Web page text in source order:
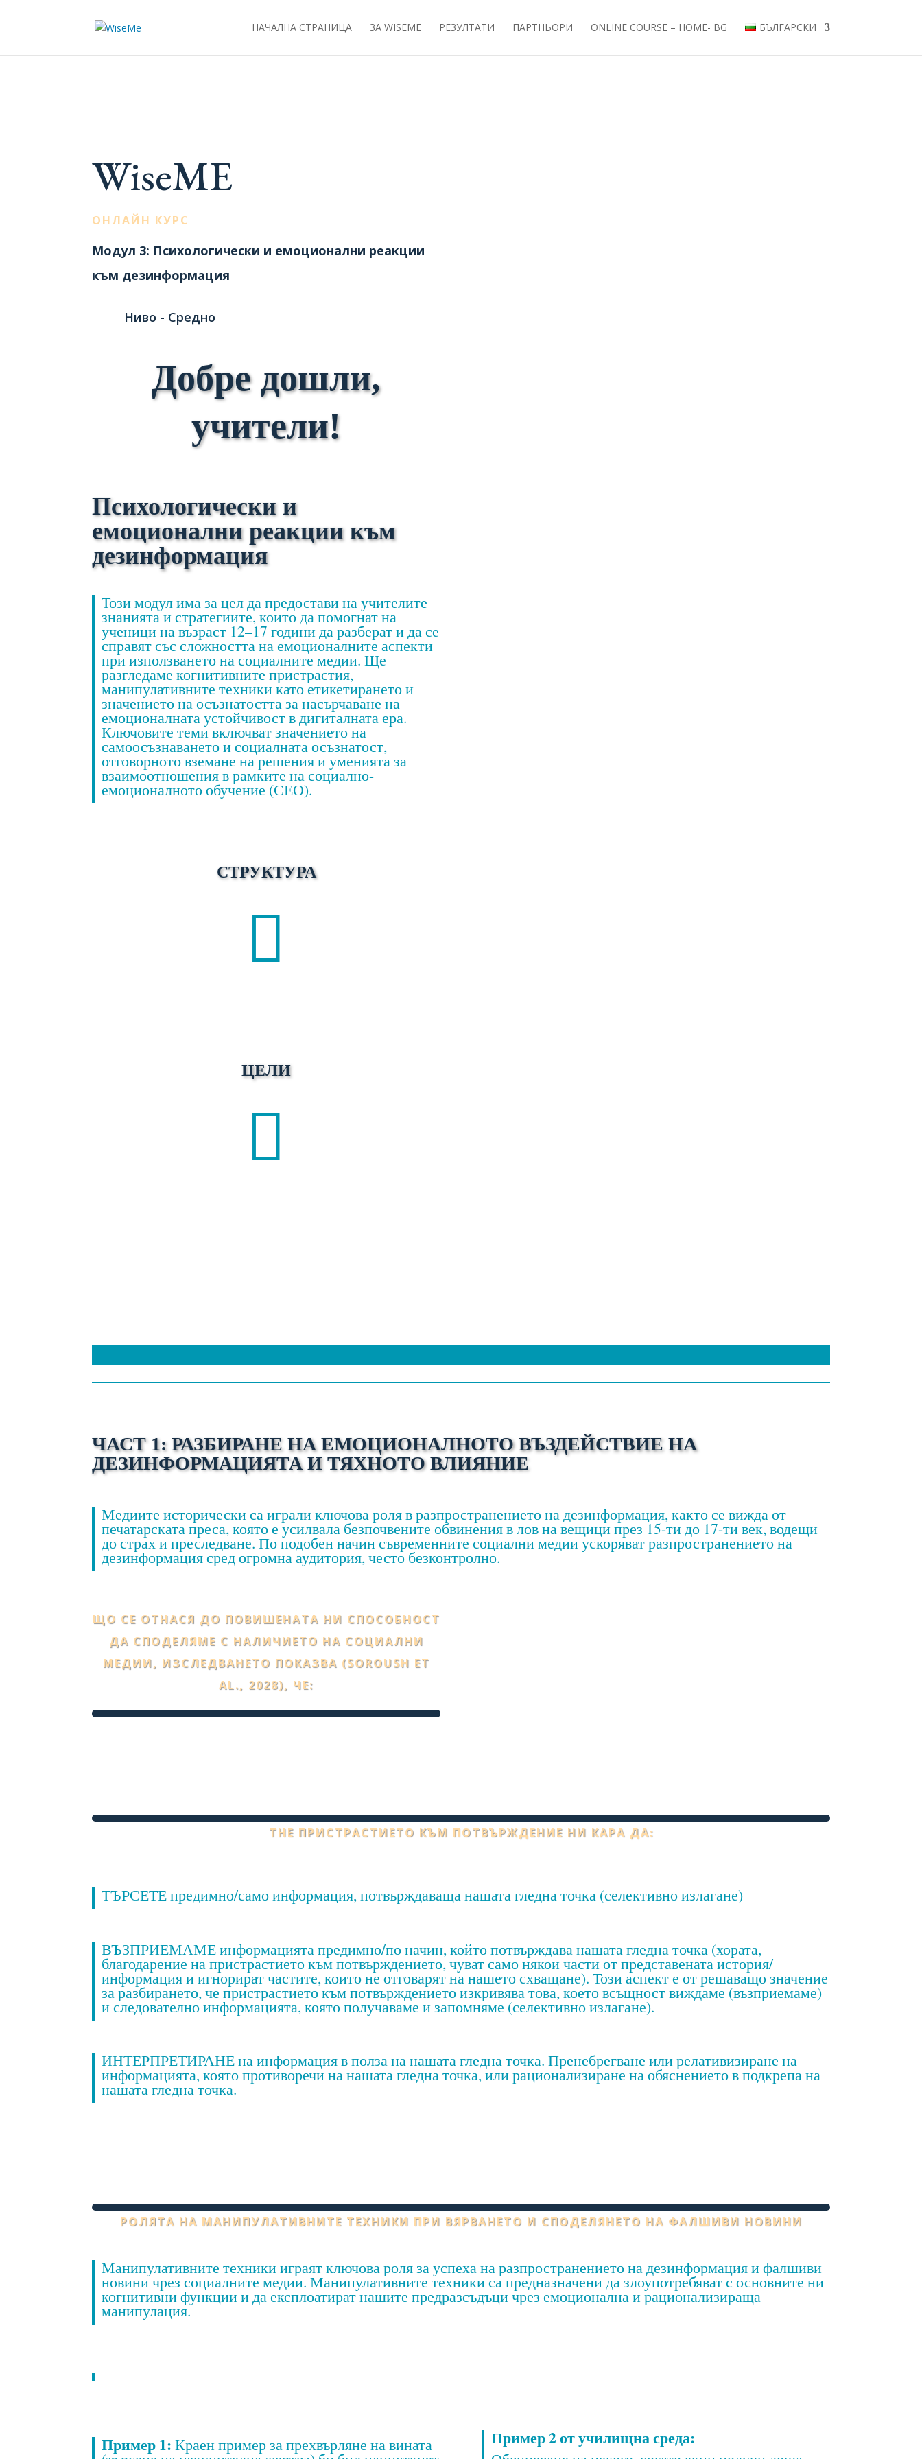
НАЧАЛНА СТРАНИЦА ЗА WISEME РЕЗУЛТАТИ ПАРТНЬОРИ ONLINE COURSE – HOME- BG БЪЛГАРСКИ
WiseME
ОНЛАЙН КУРС
Модул 3: Психологически и емоционални реакции
към дезинформация
Ниво - Средно
Добре дошли,
учители!
Психологически и
емоционални реакции към
дезинформация
Този модул има за цел да предостави на учителите
знанията и стратегиите, които да помогнат на
ученици на възраст 12–17 години да разберат и да се
справят със сложността на емоционалните аспекти
при използването на социалните медии. Ще
разгледаме когнитивните пристрастия,
манипулативните техники като етикетирането и
значението на осъзнатостта за насърчаване на
емоционалната устойчивост в дигиталната ера.
Ключовите теми включват значението на
самоосъзнаването и социалната осъзнатост,
отговорното вземане на решения и уменията за
взаимоотношения в рамките на социално-
емоционалното обучение (СЕО).
СТРУКТУРА

ЦЕЛИ

ЧАСТ 1: РАЗБИРАНЕ НА ЕМОЦИОНАЛНОТО ВЪЗДЕЙСТВИЕ НА
ДЕЗИНФОРМАЦИЯТА И ТЯХНОТО ВЛИЯНИЕ
Медиите исторически са играли ключова роля в разпространението на дезинформация, както се вижда от
печатарската преса, която е усилвала безпочвените обвинения в лов на вещици през 15-ти до 17-ти век, водещи
до страх и преследване. По подобен начин съвременните социални медии ускоряват разпространението на
дезинформация сред огромна аудитория, често безконтролно.
ЩО СЕ ОТНАСЯ ДО ПОВИШЕНАТА НИ СПОСОБНОСТ
ДА СПОДЕЛЯМЕ С НАЛИЧИЕТО НА СОЦИАЛНИ
МЕДИИ, ИЗСЛЕДВАНЕТО ПОКАЗВА (SOROUSH ET
AL., 2028), ЧЕ:
THE ПРИСТРАСТИЕТО КЪМ ПОТВЪРЖДЕНИЕ НИ КАРА ДА:
ТЪРСЕТЕ предимно/само информация, потвърждаваща нашата гледна точка (селективно излагане)
ВЪЗПРИЕМАМЕ информацията предимно/по начин, който потвърждава нашата гледна точка (хората,
благодарение на пристрастието към потвърждението, чуват само някои части от представената история/
информация и игнорират частите, които не отговарят на нашето схващане). Този аспект е от решаващо значение
за разбирането, че пристрастието към потвърждението изкривява това, което всъщност виждаме (възприемаме)
и следователно информацията, която получаваме и запомняме (селективно излагане).
ИНТЕРПРЕТИРАНЕ на информация в полза на нашата гледна точка. Пренебрегване или релативизиране на
информацията, която противоречи на нашата гледна точка, или рационализиране на обяснението в подкрепа на
нашата гледна точка.
РОЛЯТА НА МАНИПУЛАТИВНИТЕ ТЕХНИКИ ПРИ ВЯРВАНЕТО И СПОДЕЛЯНЕТО НА ФАЛШИВИ НОВИНИ
Манипулативните техники играят ключова роля за успеха на разпространението на дезинформация и фалшиви
новини чрез социалните медии. Манипулативните техники са предназначени да злоупотребяват с основните ни
когнитивни функции и да експлоатират нашите предразсъдъци чрез емоционална и рационализираща
манипулация.
Пример 1: Краен пример за прехвърляне на вината Пример 2 от училищна среда: